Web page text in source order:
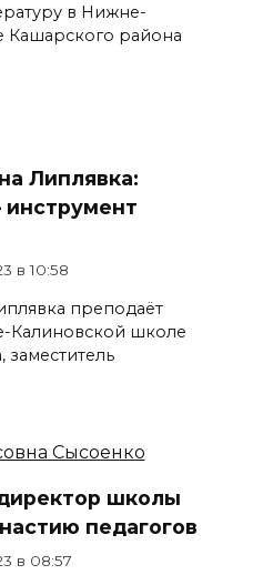
в Нижне-
Кашарского района
Липлявка:
в 10:58
преподаёт
Калиновской школе
школы
педагогов
в 08:57